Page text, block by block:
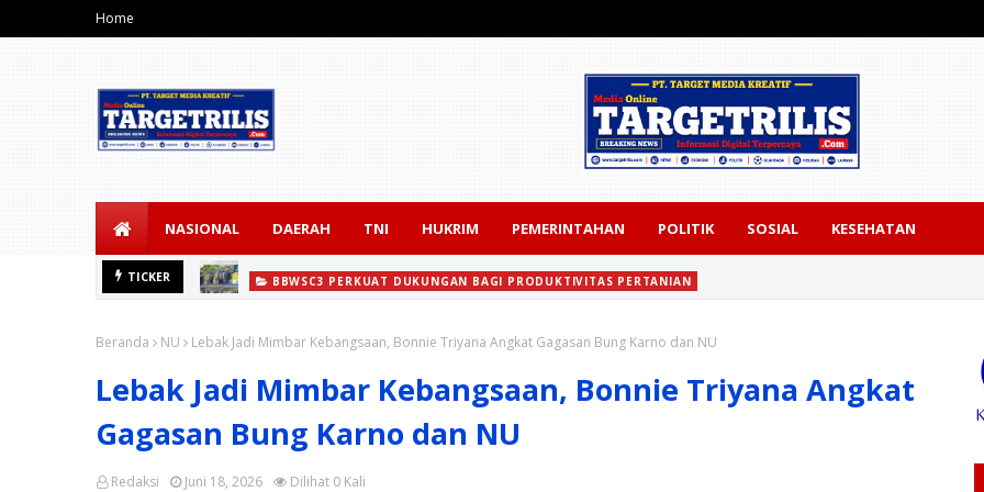
Home
NASIONAL DAERAH TNI HUKRIM PEMERINTAHAN POLITIK SOSIAL KESEHATAN
TICKER BBWSC3 PERKUAT DUKUNGAN BAGI PRODUKTIVITAS PERTANIAN
Beranda NU Lebak Jadi Mimbar Kebangsaan, Bonnie Triyana Angkat Gagasan Bung Karno dan NU
Lebak Jadi Mimbar Kebangsaan, Bonnie Triyana Angkat
Gagasan Bung Karno dan NU
Redaksi Dilihat 0 Kali
Juni 18, 2026